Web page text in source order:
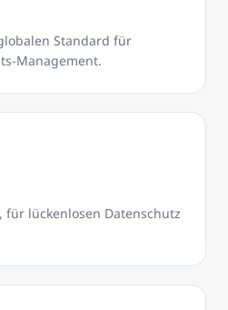
Standard für
Management.
für lückenlosen Datenschutz